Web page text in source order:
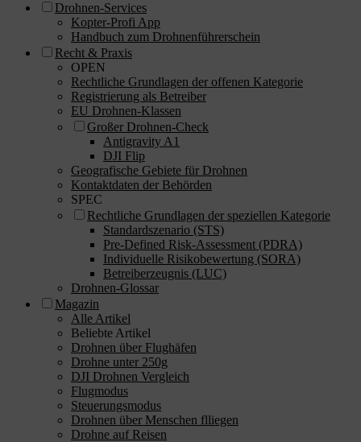
Drohnen-Services
Kopter-Profi App
Handbuch zum Drohnenführerschein
Recht & Praxis
OPEN
Rechtliche Grundlagen der offenen Kategorie
Registrierung als Betreiber
EU Drohnen-Klassen
Großer Drohnen-Check
Antigravity A1
DJI Flip
Geografische Gebiete für Drohnen
Kontaktdaten der Behörden
SPEC
Rechtliche Grundlagen der speziellen Kategorie
Standardszenario (STS)
Pre-Defined Risk-Assessment (PDRA)
Individuelle Risikobewertung (SORA)
Betreiberzeugnis (LUC)
Drohnen-Glossar
Magazin
Alle Artikel
Beliebte Artikel
Drohnen über Flughäfen
Drohne unter 250g
DJI Drohnen Vergleich
Flugmodus
Steuerungsmodus
Drohnen über Menschen flliegen
Drohne auf Reisen